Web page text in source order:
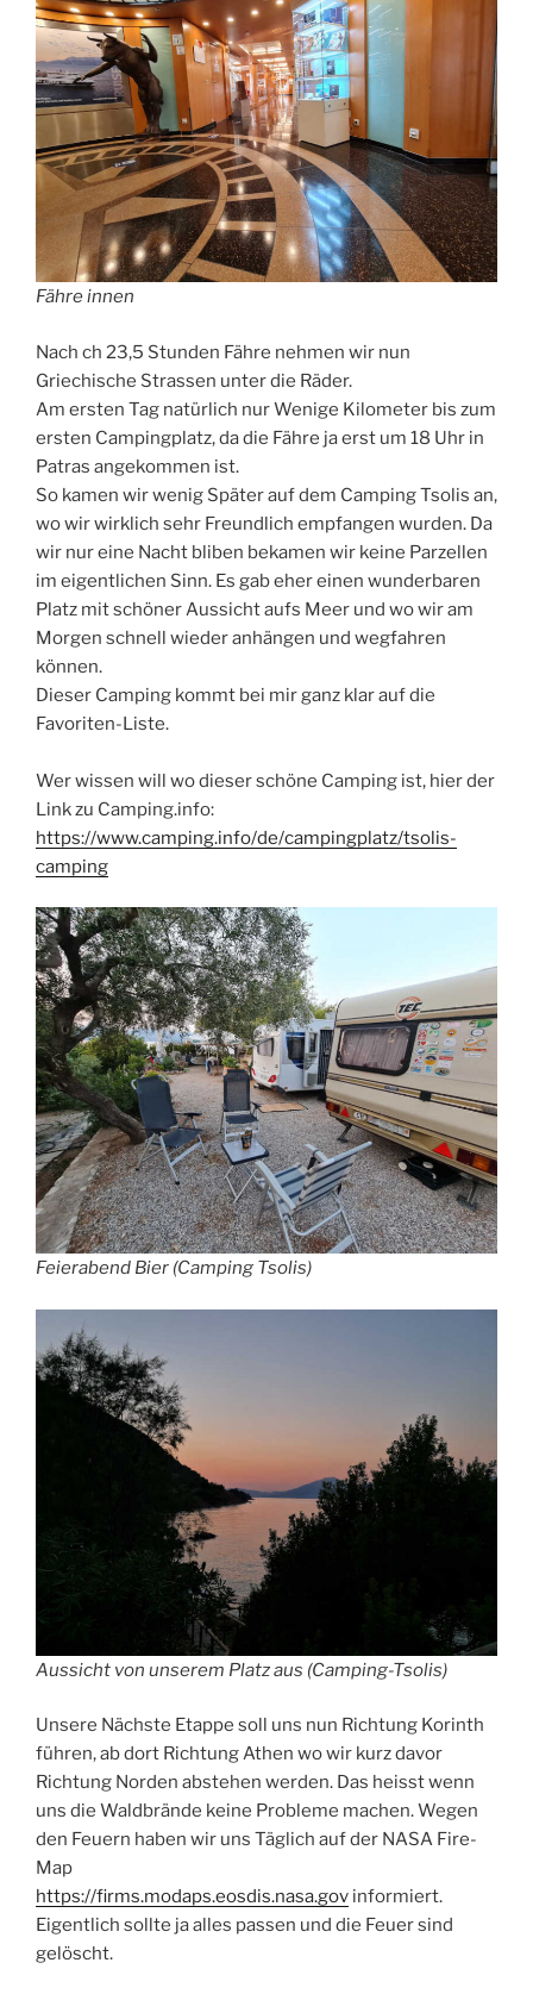
Fähre innen
Nach ch 23,5 Stunden Fähre nehmen wir nun
Griechische Strassen unter die Räder.
Am ersten Tag natürlich nur Wenige Kilometer bis zum
ersten Campingplatz, da die Fähre ja erst um 18 Uhr in
Patras angekommen ist.
So kamen wir wenig Später auf dem Camping Tsolis an,
wo wir wirklich sehr Freundlich empfangen wurden. Da
wir nur eine Nacht bliben bekamen wir keine Parzellen
im eigentlichen Sinn. Es gab eher einen wunderbaren
Platz mit schöner Aussicht aufs Meer und wo wir am
Morgen schnell wieder anhängen und wegfahren
können.
Dieser Camping kommt bei mir ganz klar auf die
Favoriten-Liste.
Wer wissen will wo dieser schöne Camping ist, hier der
Link zu Camping.info:
https://www.camping.info/de/campingplatz/tsolis-
camping
Feierabend Bier (Camping Tsolis)
Aussicht von unserem Platz aus (Camping-Tsolis)
Unsere Nächste Etappe soll uns nun Richtung Korinth
führen, ab dort Richtung Athen wo wir kurz davor
Richtung Norden abstehen werden. Das heisst wenn
uns die Waldbrände keine Probleme machen. Wegen
den Feuern haben wir uns Täglich auf der NASA Fire-
Map
https://firms.modaps.eosdis.nasa.gov informiert.
Eigentlich sollte ja alles passen und die Feuer sind
gelöscht.